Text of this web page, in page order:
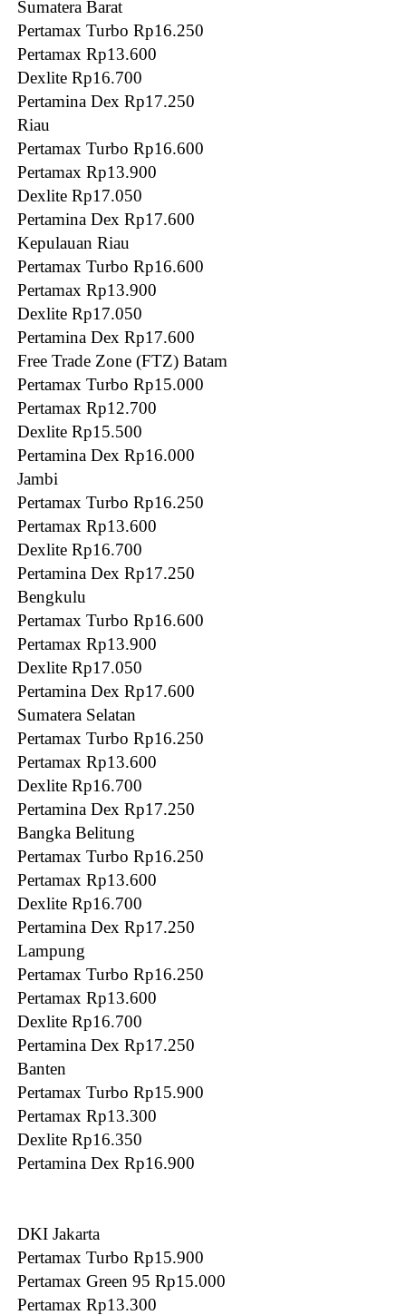
Sumatera Barat
Pertamax Turbo Rp16.250
Pertamax Rp13.600
Dexlite Rp16.700
Pertamina Dex Rp17.250
Riau
Pertamax Turbo Rp16.600
Pertamax Rp13.900
Dexlite Rp17.050
Pertamina Dex Rp17.600
Kepulauan Riau
Pertamax Turbo Rp16.600
Pertamax Rp13.900
Dexlite Rp17.050
Pertamina Dex Rp17.600
Free Trade Zone (FTZ) Batam
Pertamax Turbo Rp15.000
Pertamax Rp12.700
Dexlite Rp15.500
Pertamina Dex Rp16.000
Jambi
Pertamax Turbo Rp16.250
Pertamax Rp13.600
Dexlite Rp16.700
Pertamina Dex Rp17.250
Bengkulu
Pertamax Turbo Rp16.600
Pertamax Rp13.900
Dexlite Rp17.050
Pertamina Dex Rp17.600
Sumatera Selatan
Pertamax Turbo Rp16.250
Pertamax Rp13.600
Dexlite Rp16.700
Pertamina Dex Rp17.250
Bangka Belitung
Pertamax Turbo Rp16.250
Pertamax Rp13.600
Dexlite Rp16.700
Pertamina Dex Rp17.250
Lampung
Pertamax Turbo Rp16.250
Pertamax Rp13.600
Dexlite Rp16.700
Pertamina Dex Rp17.250
Banten
Pertamax Turbo Rp15.900
Pertamax Rp13.300
Dexlite Rp16.350
Pertamina Dex Rp16.900
DKI Jakarta
Pertamax Turbo Rp15.900
Pertamax Green 95 Rp15.000
Pertamax Rp13.300